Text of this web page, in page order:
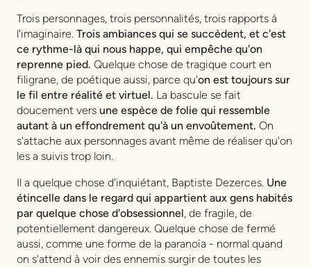
Trois personnages, trois personnalités, trois rapports à
l'imaginaire. Trois ambiances qui se succèdent, et c'est
ce rythme-là qui nous happe, qui empêche qu'on
reprenne pied. Quelque chose de tragique court en
filigrane, de poétique aussi, parce qu'on est toujours sur
le fil entre réalité et virtuel. La bascule se fait
doucement vers une espèce de folie qui ressemble
autant à un effondrement qu'à un envoûtement. On
s'attache aux personnages avant même de réaliser qu'on
les a suivis trop loin.
Il a quelque chose d'inquiétant, Baptiste Dezerces. Une
étincelle dans le regard qui appartient aux gens habités
par quelque chose d'obsessionnel, de fragile, de
potentiellement dangereux. Quelque chose de fermé
aussi, comme une forme de la paranoïa - normal quand
on s'attend à voir des ennemis surgir de toutes les